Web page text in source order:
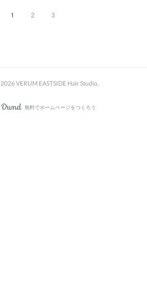
1 2 3
2026VERUM EASTSIDE Hair Studio.
AmebaOwnd
無料でホームページをつくろう